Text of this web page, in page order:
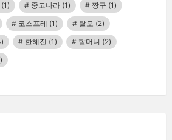
(1) 중고나라 (1) 짱구 (1)
코스프레 (1) 탈모 (2)
한혜진 (1) 할머니 (2)